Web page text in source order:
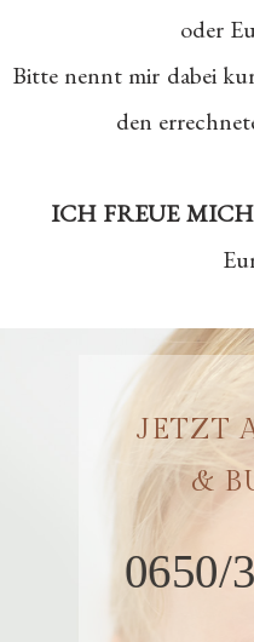
oder
Bitte nennt mir dabei
den
ICH FREUE
JETZT
&
0650/